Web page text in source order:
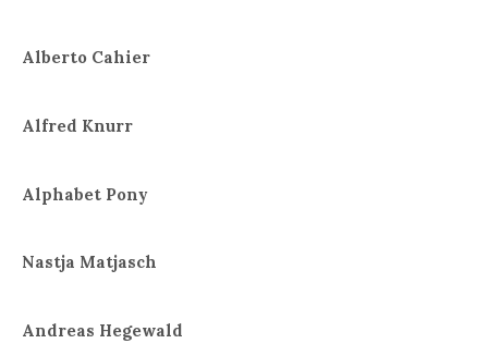
Alberto Cahier
Alfred Knurr
Alphabet Pony
Nastja Matjasch
Andreas Hegewald